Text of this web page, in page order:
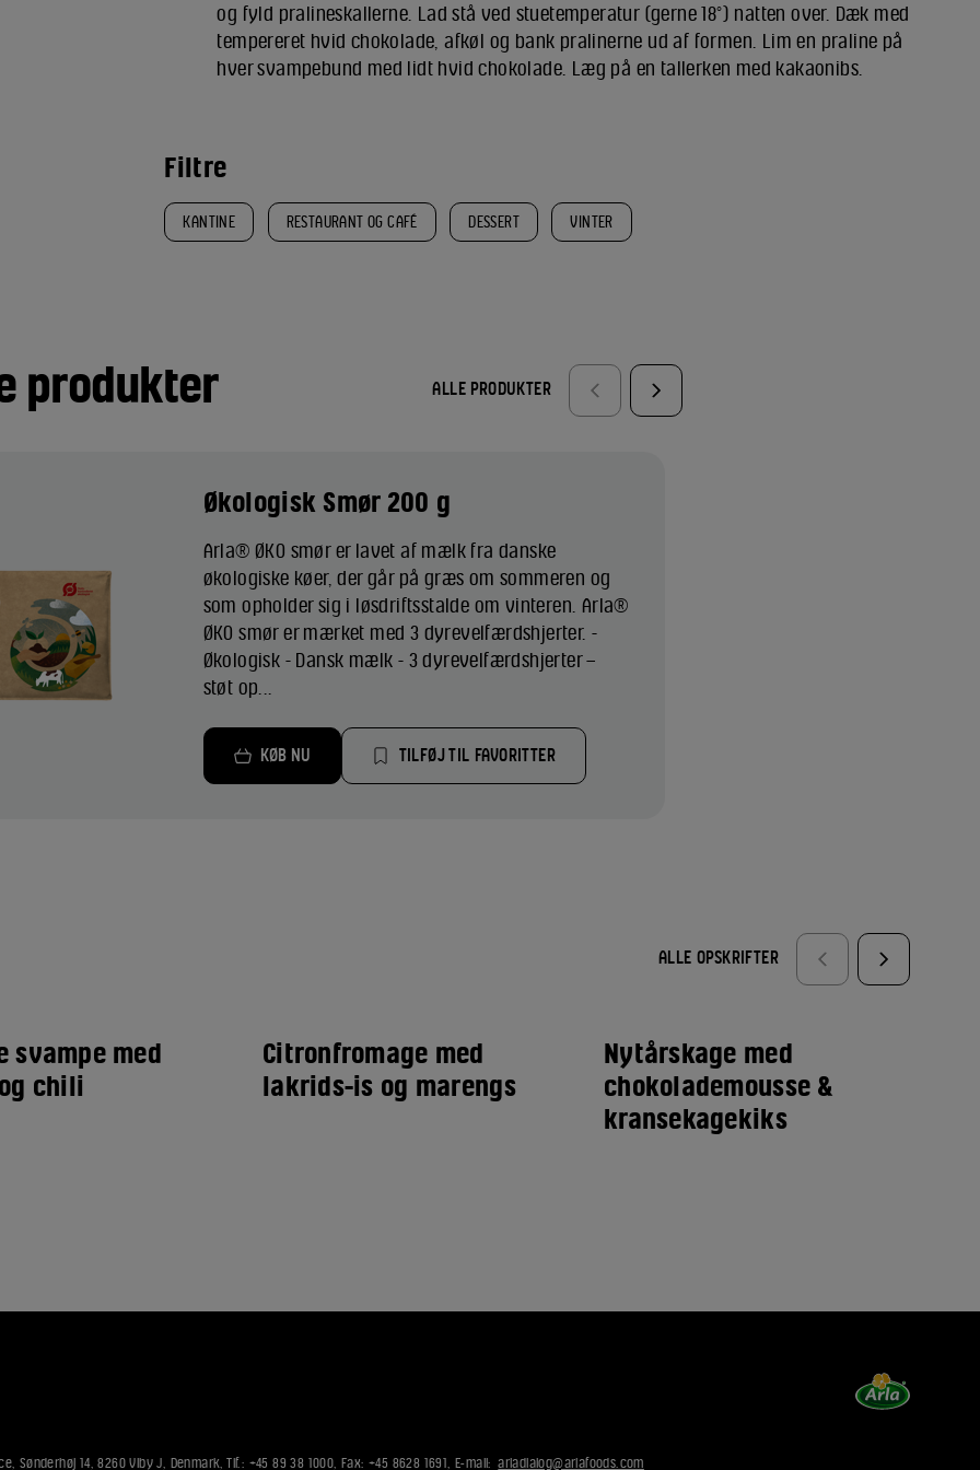
og fyld pralineskallerne. Lad stå ved stuetemperatur (gerne 18°) natten over. Dæk med
tempereret hvid chokolade, afkøl og bank pralinerne ud af formen. Lim en praline på
hver svampebund med lidt hvid chokolade. Læg på en tallerken med kakaonibs.
Filtre
KANTINE RESTAURANT OG CAFÉ DESSERT VINTER
produkter ALLE PRODUKTER
Økologisk Smør 200 g
Arla® ØKO smør er lavet af mælk fra danske
økologiske køer, der går på græs om sommeren og
som opholder sig i løsdriftsstalde om vinteren. Arla®
ØKO smør er mærket med 3 dyrevelfærdshjerter. -
Økologisk - Dansk mælk - 3 dyrevelfærdshjerter –
støt op...
KØB NU TILFØJ TIL FAVORITTER
ALLE OPSKRIFTER
svampe med
chili
Citronfromage med
lakrids-is og marengs
Nytårskage med
chokolademousse &
kransekagekiks
Sønderhøj 14, 8260 Viby J, Denmark, Tlf.: +45 89 38 1000, Fax: +45 8628 1691, E-mail: arladialog@arlafoods.com